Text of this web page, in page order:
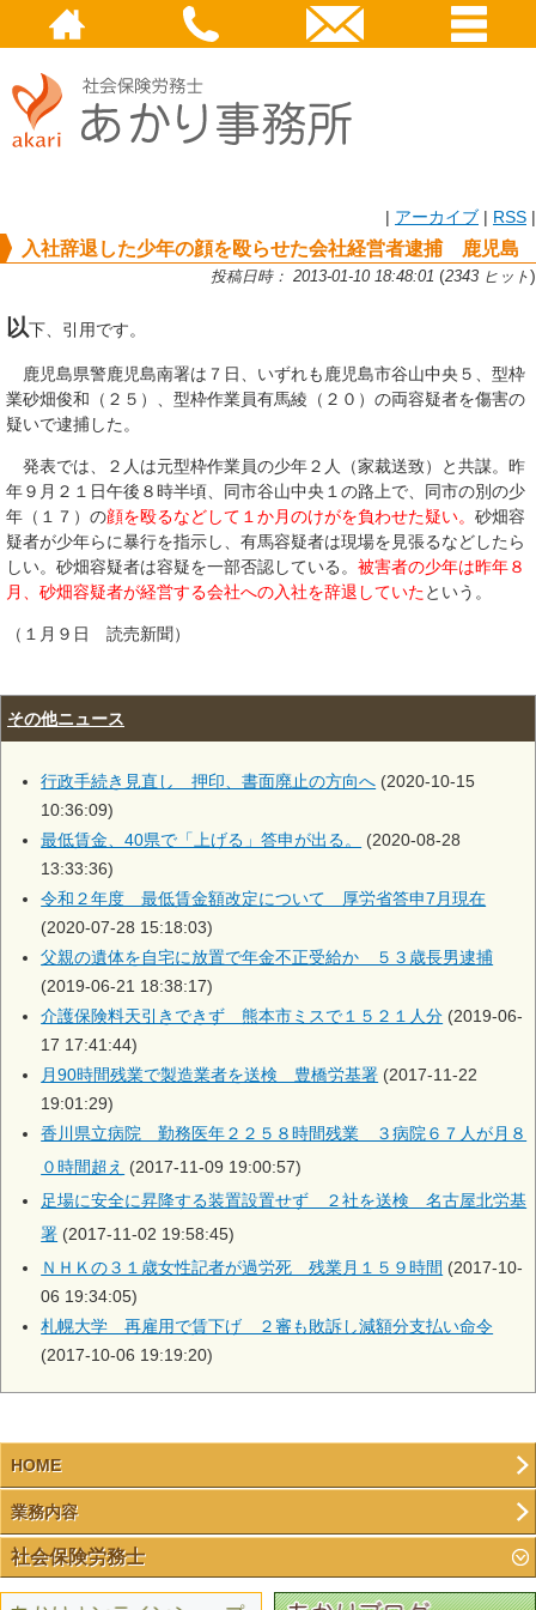
| アーカイブ | RSS |
入社辞退した少年の顔を殴らせた会社経営者逮捕 鹿児島
投稿日時： 2013-01-10 18:48:01 (2343 ヒット)
以下、引用です。
鹿児島県警鹿児島南署は７日、いずれも鹿児島市谷山中央５、型枠
業砂畑俊和（２５）、型枠作業員有馬綾（２０）の両容疑者を傷害の
疑いで逮捕した。
発表では、２人は元型枠作業員の少年２人（家裁送致）と共謀。昨
年９月２１日午後８時半頃、同市谷山中央１の路上で、同市の別の少
年（１７）の顔を殴るなどして１か月のけがを負わせた疑い。 砂畑容
疑者が少年らに暴行を指示し、有馬容疑者は現場を見張るなどしたら
しい。砂畑容疑者は容疑を一部否認している。 被害者の少年は昨年８
月、砂畑容疑者が経営する会社への入社を辞退していたという。
（１月９日 読売新聞）
その他ニュース
行政手続き見直し 押印、書面廃止の方向へ (2020-10-15
10:36:09)
最低賃金、40県で「上げる」答申が出る。
(2020-08-28
13:33:36)
令和２年度 最低賃金額改定について 厚労省答申7月現在
(2020-07-28 15:18:03)
父親の遺体を自宅に放置で年金不正受給か ５３歳長男逮捕
(2019-06-21 18:38:17)
介護保険料天引きできず 熊本市ミスで１５２１人分 (2019-06-
17 17:41:44)
月90時間残業で製造業者を送検 豊橋労基署 (2017-11-22
19:01:29)
香川県立病院 勤務医年２２５８時間残業 ３病院６７人が月８
０時間超え (2017-11-09 19:00:57)
足場に安全に昇降する装置設置せず ２社を送検 名古屋北労基
署 (2017-11-02 19:58:45)
ＮＨＫの３１歳女性記者が過労死 残業月１５９時間 (2017-10-
06 19:34:05)
札幌大学 再雇用で賃下げ ２審も敗訴し減額分支払い命令
(2017-10-06 19:19:20)
HOME
業務内容
社会保険労務士